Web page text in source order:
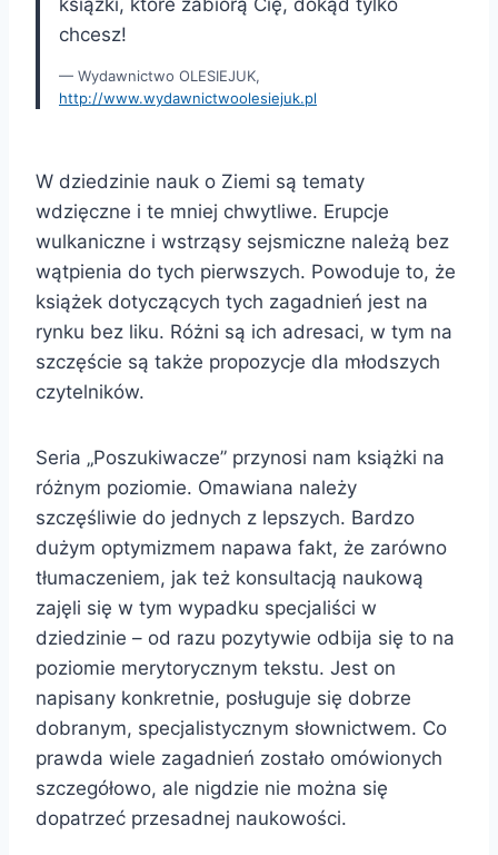
chcesz!
Wydawnictwo OLESIEJUK,
http://www.wydawnictwoolesiejuk.pl
W dziedzinie nauk o Ziemi są tematy
wdzięczne i te mniej chwytliwe. Erupcje
wulkaniczne i wstrząsy sejsmiczne należą bez
wątpienia do tych pierwszych. Powoduje to, że
książek dotyczących tych zagadnień jest na
rynku bez liku. Różni są ich adresaci, w tym na
szczęście są także propozycje dla młodszych
czytelników.
Seria „Poszukiwacze” przynosi nam książki na
różnym poziomie. Omawiana należy
szczęśliwie do jednych z lepszych. Bardzo
dużym optymizmem napawa fakt, że zarówno
tłumaczeniem, jak też konsultacją naukową
zajęli się w tym wypadku specjaliści w
dziedzinie – od razu pozytywie odbija się to na
poziomie merytorycznym tekstu. Jest on
napisany konkretnie, posługuje się dobrze
dobranym, specjalistycznym słownictwem. Co
prawda wiele zagadnień zostało omówionych
szczegółowo, ale nigdzie nie można się
dopatrzeć przesadnej naukowości.